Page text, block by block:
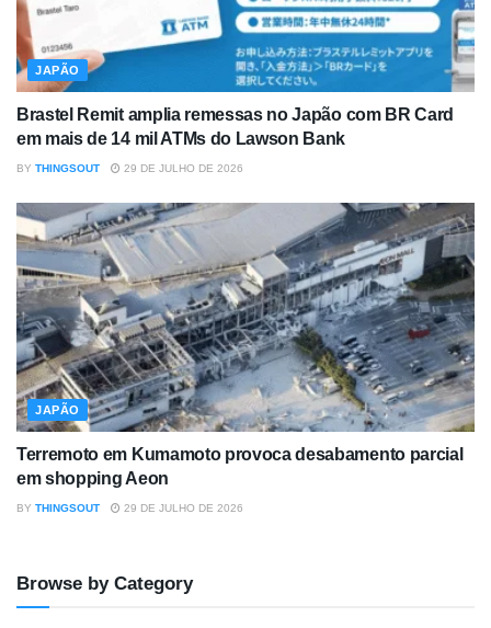
JAPÃO
Brastel Remit amplia remessas no Japão com BR Card
em mais de 14 mil ATMs do Lawson Bank
BY THINGSOUT 29 DE JULHO DE 2026
JAPÃO
Terremoto em Kumamoto provoca desabamento parcial
em shopping Aeon
BY THINGSOUT 29 DE JULHO DE 2026
Browse by Category